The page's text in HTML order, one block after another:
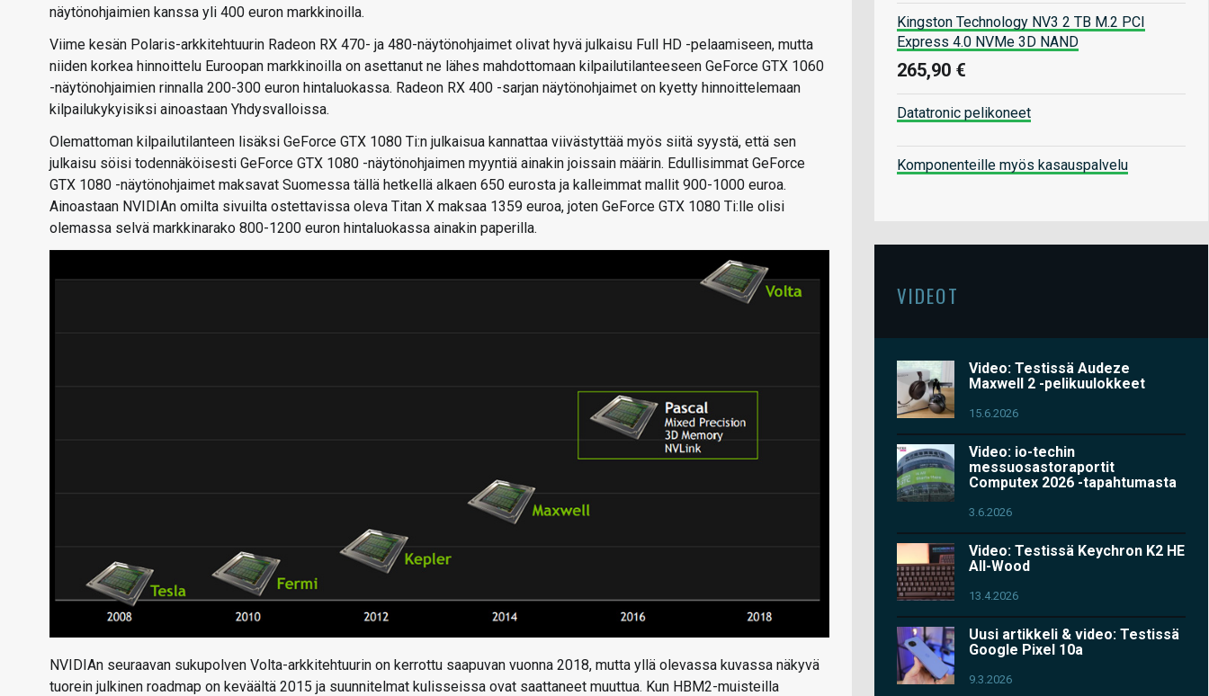
näytönohjaimien kanssa yli 400 euron markkinoilla.
Viime kesän Polaris-arkkitehtuurin Radeon RX 470- ja 480-näytönohjaimet olivat hyvä julkaisu Full HD -pelaamiseen, mutta
niiden korkea hinnoittelu Euroopan markkinoilla on asettanut ne lähes mahdottomaan kilpailutilanteeseen GeForce GTX 1060
-näytönohjaimien rinnalla 200-300 euron hintaluokassa. Radeon RX 400 -sarjan näytönohjaimet on kyetty hinnoittelemaan
kilpailukykyisiksi ainoastaan Yhdysvalloissa.
Olemattoman kilpailutilanteen lisäksi GeForce GTX 1080 Ti:n julkaisua kannattaa viivästyttää myös siitä syystä, että sen
julkaisu söisi todennäköisesti GeForce GTX 1080 -näytönohjaimen myyntiä ainakin joissain määrin. Edullisimmat GeForce
GTX 1080 -näytönohjaimet maksavat Suomessa tällä hetkellä alkaen 650 eurosta ja kalleimmat mallit 900-1000 euroa.
Ainoastaan NVIDIAn omilta sivuilta ostettavissa oleva Titan X maksaa 1359 euroa, joten GeForce GTX 1080 Ti:lle olisi
olemassa selvä markkinarako 800-1200 euron hintaluokassa ainakin paperilla.
NVIDIAn seuraavan sukupolven Volta-arkkitehtuurin on kerrottu saapuvan vuonna 2018, mutta yllä olevassa kuvassa näkyvä
tuorein julkinen roadmap on keväältä 2015 ja suunnitelmat kulisseissa ovat saattaneet muuttua. Kun HBM2-muisteilla
Kingston Technology NV3 2 TB M.2 PCI
Express 4.0 NVMe 3D NAND
265,90 €
Datatronic pelikoneet
Komponenteille myös kasauspalvelu
VIDEOT
Video: Testissä Audeze
Maxwell 2 -pelikuulokkeet
15.6.2026
Video: io-techin
messuosastoraportit
Computex 2026 -tapahtumasta
3.6.2026
Video: Testissä Keychron K2 HE
All-Wood
13.4.2026
Uusi artikkeli & video: Testissä
Google Pixel 10a
9.3.2026